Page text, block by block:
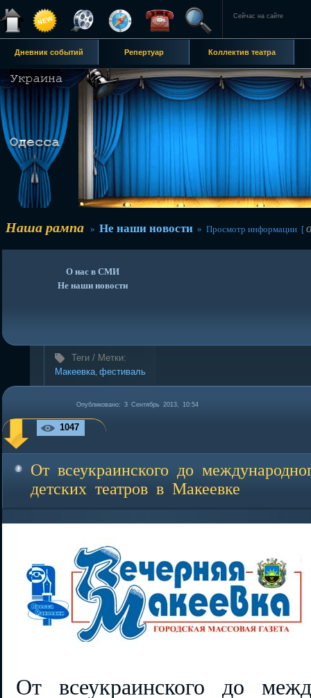
Сейчас на сайте
Дневник событий Репертуар Коллектив театра
Наша рампа » Не наши новости » Просмотр информации [
О нас в СМИ
Не наши новости
Теги / Метки:
Макеевка фестиваль
Опубликовано: 3 Сентябрь 2013, 10:54
1047
От всеукраинского до
детских театров в Макеевке
От всеукраинского до